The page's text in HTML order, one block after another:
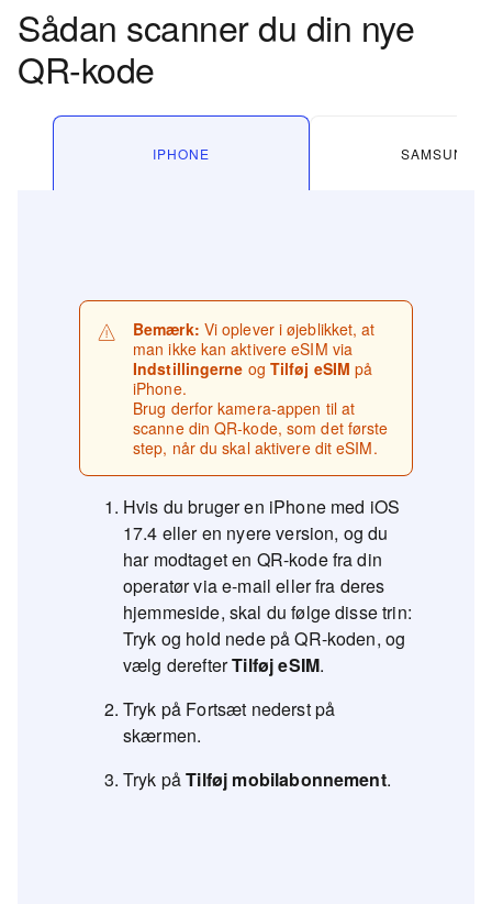
Sådan scanner du din nye
QR-kode
IPHONE SAMSUNG
Bemærk: Vi oplever i øjeblikket, at
man ikke kan aktivere eSIM via
Indstillingerne og Tilføj eSIM på
iPhone.
Brug derfor kamera-appen til at
scanne din QR-kode, som det første
step, når du skal aktivere dit eSIM.
Hvis du bruger en iPhone med iOS
17.4 eller en nyere version, og du
har modtaget en QR-kode fra din
operatør via e-mail eller fra deres
hjemmeside, skal du følge disse trin:
Tryk og hold nede på QR-koden, og
vælg derefterTilføj eSIM.
Tryk på Fortsæt nederst på
skærmen.
Tryk påTilføj mobilabonnement.